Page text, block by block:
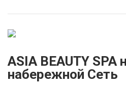
ASIA BEAUTY SPA
набережной Сеть